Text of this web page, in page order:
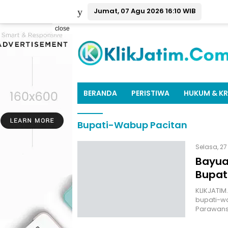
Jumat, 07 Agu 2026 16:10 WIB
close
BERANDA PERISTIWA HUKUM &
Bupati-Wabup Pacitan
Selasa, 27
bupati-